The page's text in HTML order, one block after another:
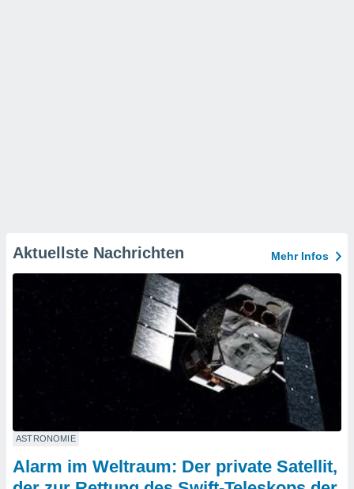
Aktuellste Nachrichten Mehr Infos
ASTRONOMIE
Alarm im Weltraum: Der private Satellit,